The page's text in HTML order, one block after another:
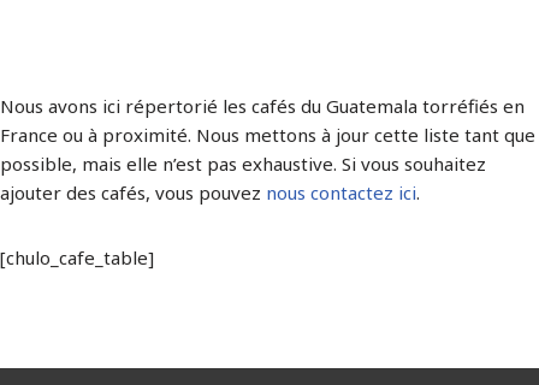
Nous avons ici répertorié les cafés du Guatemala torréfiés en
France ou à proximité. Nous mettons à jour cette liste tant que
possible, mais elle n’est pas exhaustive. Si vous souhaitez
ajouter des cafés, vous pouvez nous contactez ici.
[chulo_cafe_table]